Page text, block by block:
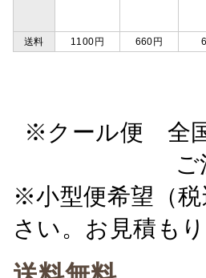
送料
1100円 660円
※クール便 全
※小型便希望（
さい。お見積も